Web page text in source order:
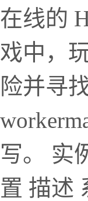
在线的
戏中，
险并寻
写。 实
置 描述